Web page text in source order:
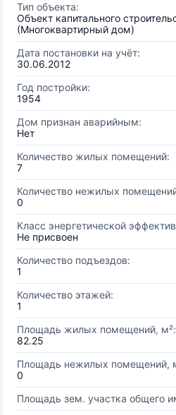
Тип объекта:
Объект капитального
(Многоквартирный дом)
Дата постановки на учёт:
30.06.2012
Год постройки:
1954
Дом признан аварийным:
Нет
Количество жилых помещений:
7
Количество нежилых
0
Класс энергетической
Не присвоен
Количество подъездов:
1
Количество этажей:
1
Площадь жилых помещений, м²:
82.25
Площадь нежилых помещений,
0
Площадь зем. участка общего